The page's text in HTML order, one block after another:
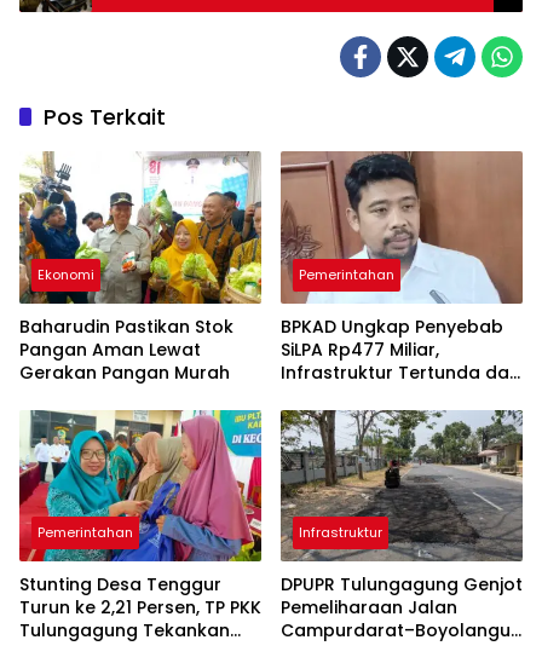
Pos Terkait
Ekonomi
Baharudin Pastikan Stok
Pangan Aman Lewat
Gerakan Pangan Murah
Pemerintahan
BPKAD Ungkap Penyebab
SiLPA Rp477 Miliar,
Infrastruktur Tertunda dan
Pemerintahan
Stunting Desa Tenggur
Turun ke 2,21 Persen, TP PKK
Tulungagung Tekankan
Infrastruktur
DPUPR Tulungagung Genjot
Pemeliharaan Jalan
Campurdarat–Boyolangu,